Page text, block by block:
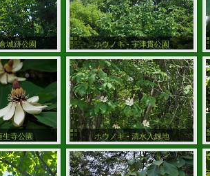
城跡公園 ホウノキ - 宇津貫公園
生寺公園 ホウノキ - 清水入緑地